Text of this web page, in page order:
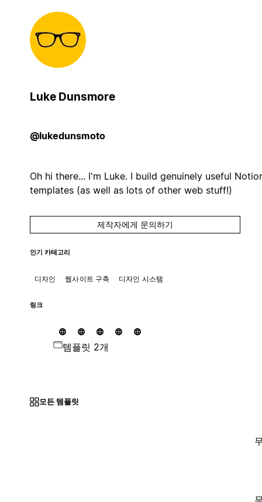
Luke Dunsmore
@lukedunsmoto
Oh hi there... I'm Luke. I build genuinely useful
templates (as well as lots of other web stuff!)
제작자에게 문의하기
인기 카테고리
디자인 웹사이트 구축 디자인 시스템
링크
템플릿 2개
모든 템플릿